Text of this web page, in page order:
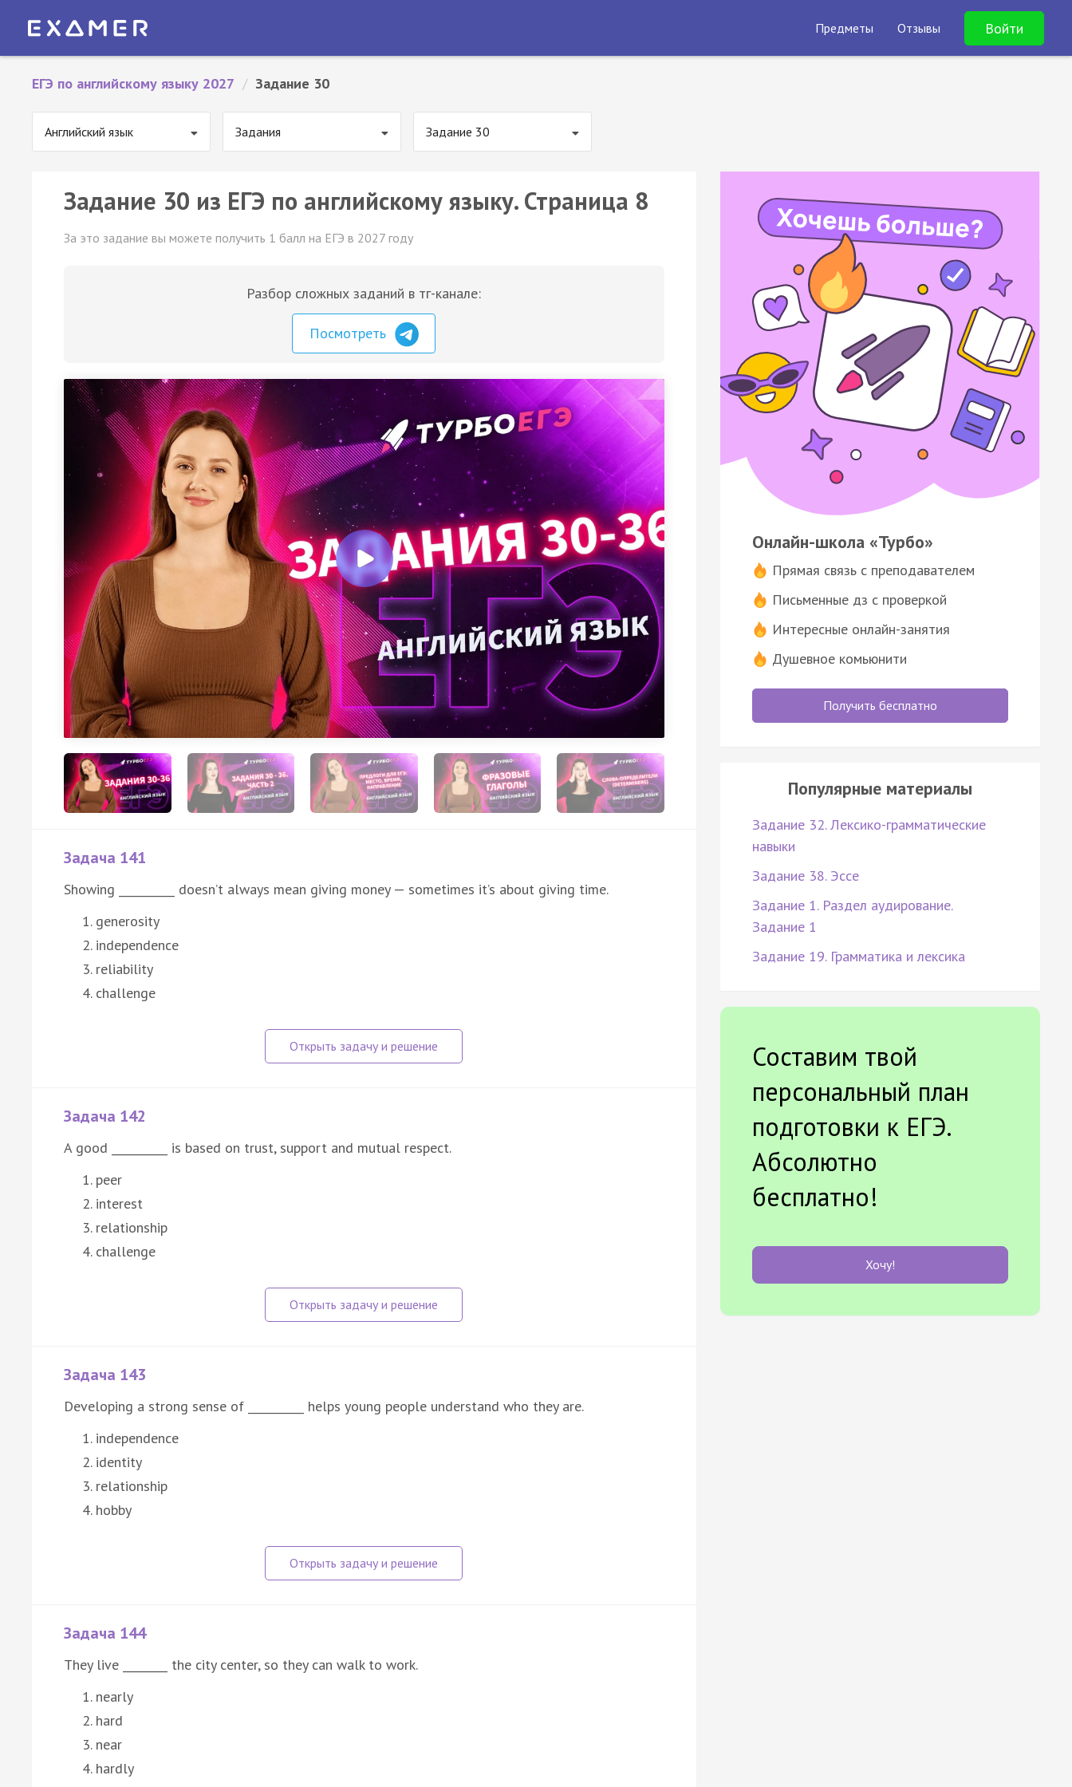
Предметы Отзывы Войти
ЕГЭ по английскому языку 2027 / Задание 30
Английский язык Задания Задание 30
Задание 30 из ЕГЭ по английскому языку. Страница 8
За это задание вы можете получить 1 балл на ЕГЭ в 2027 году
Разбор сложных заданий в тг-канале:
Посмотреть
Задача 141
Showing __________ doesn’t always mean giving money — sometimes it’s about giving time.
generosity
independence
reliability
challenge
Задача 142
A good __________ is based on trust, support and mutual respect.
peer
interest
relationship
challenge
Задача 143
Developing a strong sense of __________ helps young people understand who they are.
independence
identity
relationship
hobby
Задача 144
They live ________ the city center, so they can walk to work.
nearly
hard
near
hardly
Онлайн-школа «Турбо»
Прямая связь с преподавателем
Письменные дз с проверкой
Интересные онлайн-занятия
Душевное комьюнити
Получить бесплатно
Популярные материалы
Задание 32. Лексико-грамматические
навыки
Задание 38. Эссе
Задание 1. Раздел аудирование.
Задание 1
Задание 19. Грамматика и лексика
Составим твой
персональный план
подготовки к ЕГЭ.
Абсолютно
бесплатно!
Хочу!